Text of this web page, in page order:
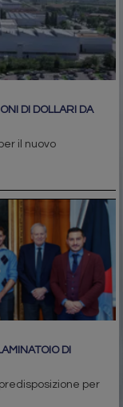
DI DOLLARI DA
il nuovo
DI
per